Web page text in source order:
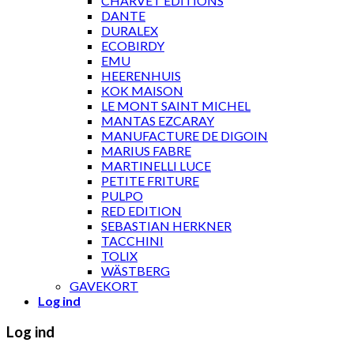
DANTE
DURALEX
ECOBIRDY
EMU
HEERENHUIS
KOK MAISON
LE MONT SAINT MICHEL
MANTAS EZCARAY
MANUFACTURE DE DIGOIN
MARIUS FABRE
MARTINELLI LUCE
PETITE FRITURE
PULPO
RED EDITION
SEBASTIAN HERKNER
TACCHINI
TOLIX
WÄSTBERG
GAVEKORT
Log ind
Log ind